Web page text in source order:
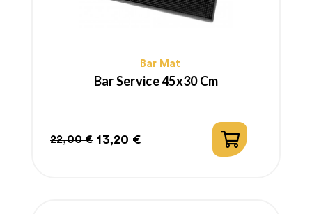
Bar Mat
Bar Service 45x30 Cm
Prezzo
22,00 €
Prezzo
13,20 €